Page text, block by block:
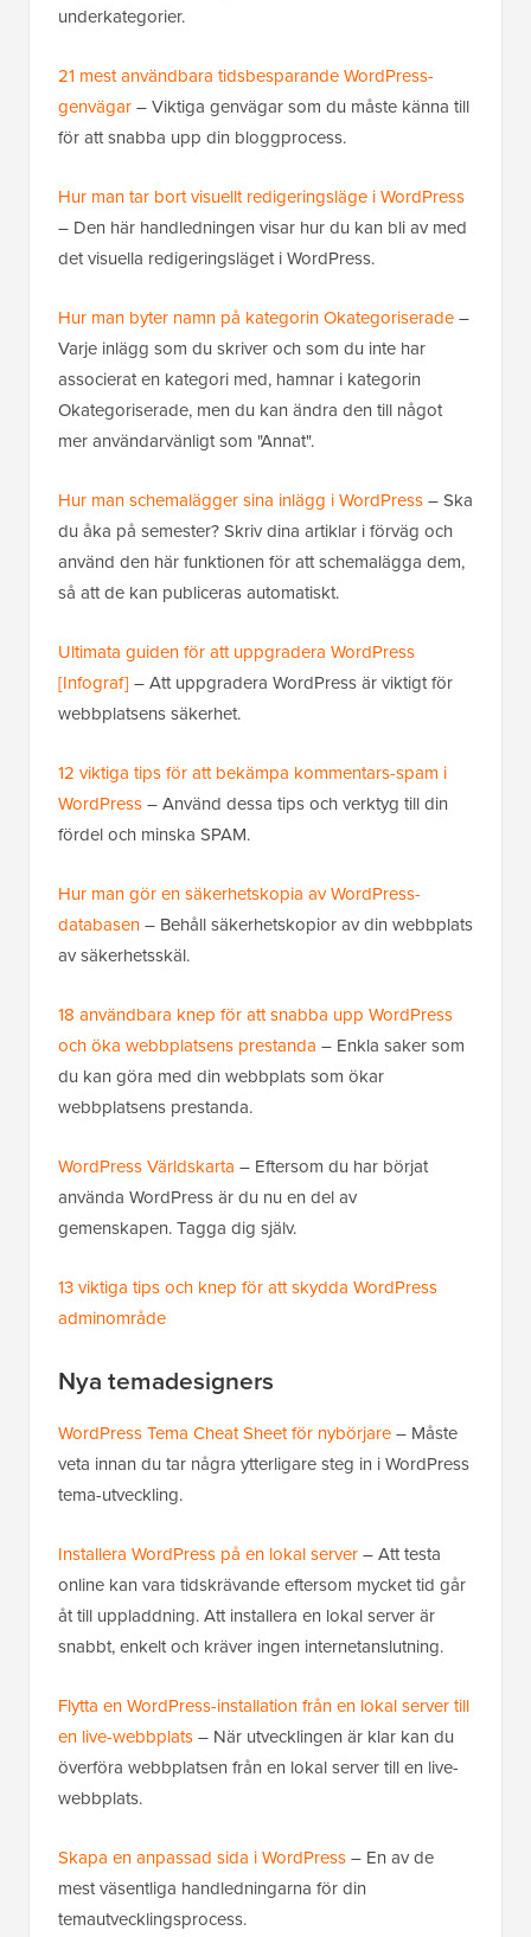
underkategorier.
21 mest användbara tidsbesparande WordPress-
genvägar– Viktiga genvägar som du måste känna till
för att snabba upp din bloggprocess.
Hur man tar bort visuellt redigeringsläge i WordPress
– Den här handledningen visar hur du kan bli av med
det visuella redigeringsläget i WordPress.
Hur man byter namn på kategorin Okategoriserade–
Varje inlägg som du skriver och som du inte har
associerat en kategori med, hamnar i kategorin
Okategoriserade, men du kan ändra den till något
mer användarvänligt som "Annat".
Hur man schemalägger sina inlägg i WordPress– Ska
du åka på semester? Skriv dina artiklar i förväg och
använd den här funktionen för att schemalägga dem,
så att de kan publiceras automatiskt.
Ultimata guiden för att uppgradera WordPress
[Infograf] – Att uppgradera WordPress är viktigt för
webbplatsens säkerhet.
12 viktiga tips för att bekämpa kommentars-spam i
WordPress– Använd dessa tips och verktyg till din
fördel och minska SPAM.
Hur man gör en säkerhetskopia av WordPress-
databasen– Behåll säkerhetskopior av din webbplats
av säkerhetsskäl.
18 användbara knep för att snabba upp WordPress
och öka webbplatsens prestanda – Enkla saker som
du kan göra med din webbplats som ökar
webbplatsens prestanda.
WordPress Världskarta – Eftersom du har börjat
använda WordPress är du nu en del av
gemenskapen. Tagga dig själv.
13 viktiga tips och knep för att skydda WordPress
adminområde
Nya temadesigners
WordPress Tema Cheat Sheet för nybörjare– Måste
veta innan du tar några ytterligare steg in i WordPress
tema-utveckling.
Installera WordPress på en lokal server– Att testa
online kan vara tidskrävande eftersom mycket tid går
åt till uppladdning. Att installera en lokal server är
snabbt, enkelt och kräver ingen internetanslutning.
Flytta en WordPress-installation från en lokal server till
en live-webbplats– När utvecklingen är klar kan du
överföra webbplatsen från en lokal server till en live-
webbplats.
Skapa en anpassad sida i WordPress– En av de
mest väsentliga handledningarna för din
temautvecklingsprocess.